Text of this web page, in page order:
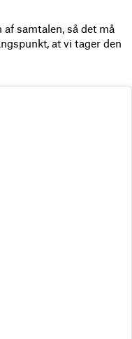
samtalen, så det må
at vi tager den